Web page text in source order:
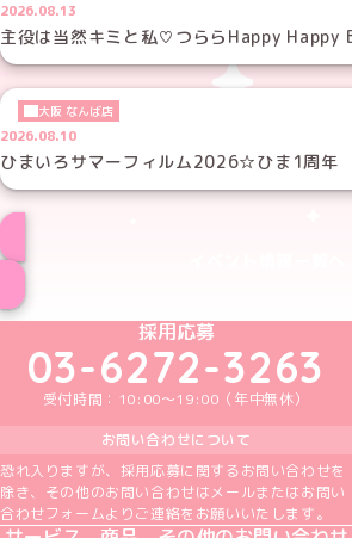
2026.08.13
主役は当然キミと私♡つららHappy
大阪 なんば店
2026.08.10
ひまいろサマーフィルム2026☆ひま1周年
めいどりーみんTikTok公
めいどりーみんX公
めいどりーみん
めいどり
めい
採用応募
03-6272-3263
受付時間：10:00～19:00（年中無休）
お問い合わせについて
恐れ入りますが、採用応募に関するお問い合わせを
除き、その他のお問い合わせはメールまたはお問い
合わせフォームよりご連絡をお願いいたします。